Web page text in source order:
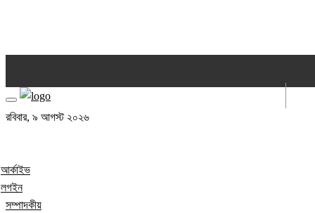
রবিবার, ৯ আগস্ট ২০২৬
আর্কাইভ
লগইন
সম্পাদকীয়